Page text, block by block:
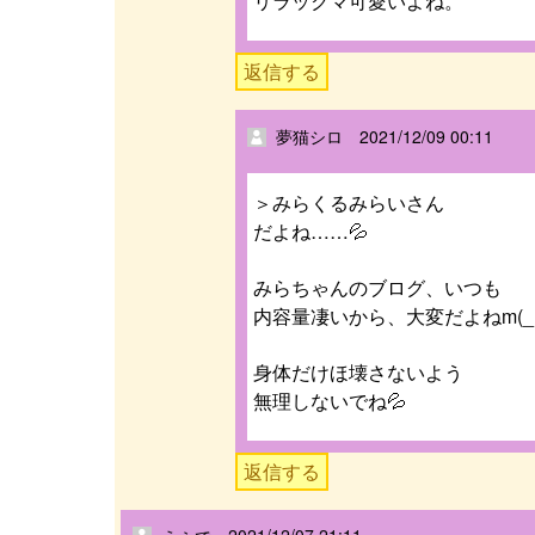
返信する
夢猫シロ 2021/12/09 00:11
＞みらくるみらいさん
だよね……💦
みらちゃんのブログ、いつも
内容量凄いから、大変だよね
身体だけほ壊さないよう
無理しないでね💦
返信する